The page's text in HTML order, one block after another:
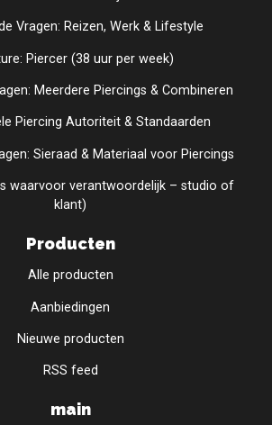
Vragen: Reizen, Werk & Lifestyle
Piercer (38 uur per week)
Meerdere Piercings & Combineren
Piercing Autoriteit & Standaarden
Sieraad & Materiaal voor Piercings
waarvoor verantwoordelijk – studio of
klant)
Producten
Alle producten
Aanbiedingen
Nieuwe producten
RSS feed
main